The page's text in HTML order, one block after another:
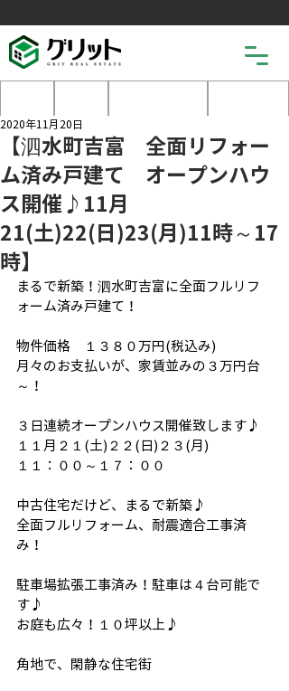
【泗水町吉富 全面リフォー
ム済み戸建て オープンハウ
ス開催♪11月
21(土)22(日)23(月)11時～17
時】
2020年11月20日
まるで新築！泗水町吉富に全面フルリフ
ォーム済み戸建て！
物件価格　１３８０万円(税込み)
月々のお支払いが、家賃並みの３万円台
～！
３日連続オープンハウス開催致します♪
１１月２１(土)２２(日)２３(月)
１１：００～１７：００
中古住宅だけど、まるで新築♪
全面フルリフォーム、耐震適合工事済
み！
駐車場拡張工事済み！駐車は４台可能で
す♪
お庭も広々！１０坪以上♪
角地で、閑静な住宅街